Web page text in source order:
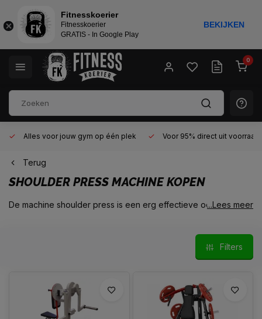
0
Alles voor jouw gym op één plek Voor 95% direct uit
Terug
SHOULDER PRESS MACHINE KOPEN
De machine shoulder press is een erg effectieve oefening om
van de Shoulder Press machine is het vrij eenvoudig en veilig
om de spieren en pezen gewend te laten raken aan de
...Lees meer
Filters
Fitnesskoerier
Fitnesskoerier
GRATIS - In Google Play
BEKIJKEN